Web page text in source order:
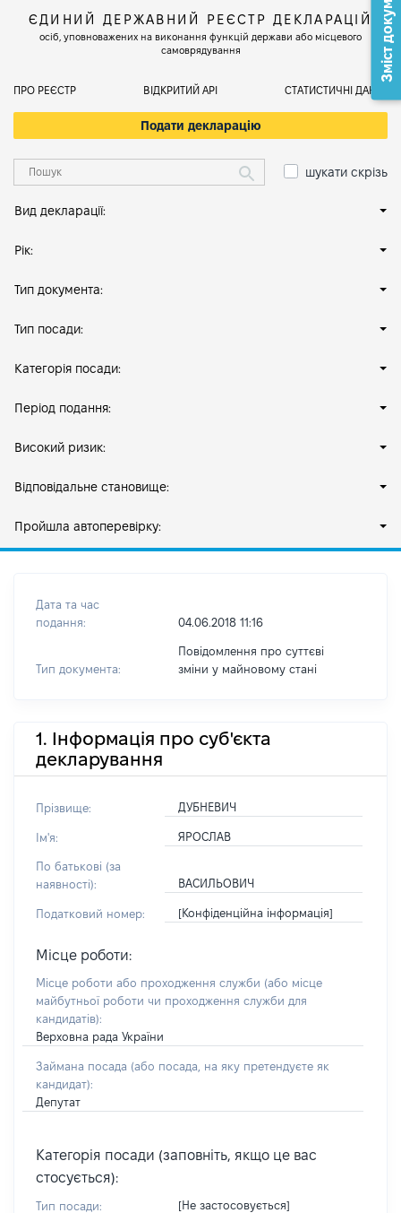
ЄДИНИЙ ДЕРЖАВНИЙ РЕЄСТР ДЕКЛАРАЦІЙ
осіб, уповноважених на виконання функцій держави або місцевого
самоврядування
ПРО РЕЄСТР ВІДКРИТИЙ АРІ СТАТИСТИЧНІ ДАНІ
Подати декларацію
шукати скрізь
Вид декларації:
Рік:
Тип документа:
Тип посади:
Категорія посади:
Період подання:
Високий ризик:
Відповідальне становище:
Пройшла автоперевірку:
Дата та час
подання:
04.06.2018 11:16
Тип документа:
Повідомлення про суттєві
зміни y майновому стані
1. Інформація про суб'єкта
декларування
Прізвище: ДУБНЕВИЧ
Ім'я: ЯРОСЛАВ
По батькові (за
наявності):
ВАСИЛЬОВИЧ
Податковий номер: [Конфіденційна інформація]
Місце роботи:
Місце роботи або проходження служби (або місце
майбутньої роботи чи проходження служби для
кандидатів):
Верховна рада України
Займана посада (або посада, на яку претендуєте як
кандидат):
Депутат
Категорія посади (заповніть, якщо це вас
стосується):
Тип посади: [Не застосовується]
Зміст документа